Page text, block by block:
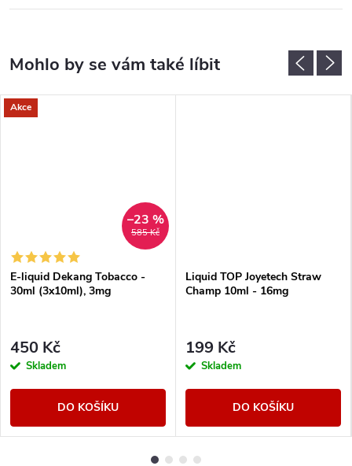
Akce
585 Kč
–23 %
E-liquid Dekang Tobacco -
30ml (3x10ml), 3mg
450 Kč
Skladem
DO KOŠÍKU
Liquid TOP Joyetech Straw
Champ 10ml - 16mg
199 Kč
Skladem
DO KOŠÍKU